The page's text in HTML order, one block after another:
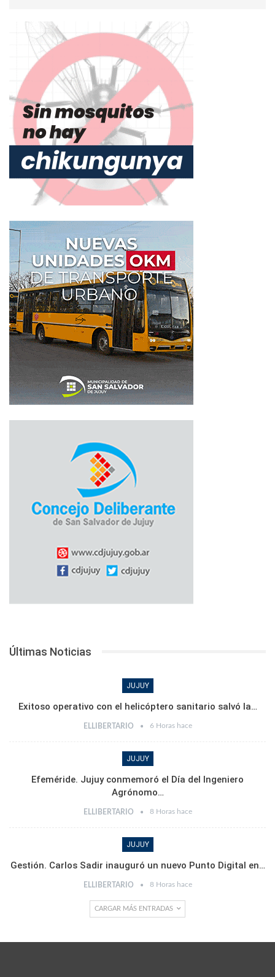
Últimas Noticias
JUJUY
Exitoso operativo con el helicóptero sanitario salvó la…
ELLIBERTARIO 6 Horas hace
JUJUY
Efeméride. Jujuy conmemoró el Día del Ingeniero
Agrónomo…
ELLIBERTARIO 8 Horas hace
JUJUY
Gestión. Carlos Sadir inauguró un nuevo Punto Digital en…
ELLIBERTARIO 8 Horas hace
CARGAR MÁS ENTRADAS